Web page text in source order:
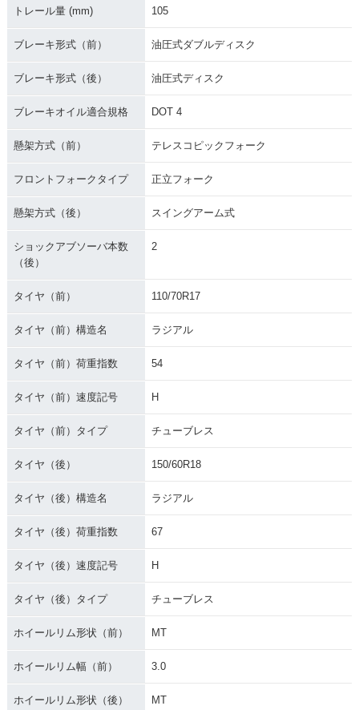
トレール量 (mm) 105
ブレーキ形式（前） 油圧式ダブルディスク
ブレーキ形式（後） 油圧式ディスク
ブレーキオイル適合規格 DOT 4
懸架方式（前） テレスコピックフォーク
フロントフォークタイプ 正立フォーク
懸架方式（後） スイングアーム式
ショックアブソーバ本数
（後）
2
タイヤ（前） 110/70R17
タイヤ（前）構造名 ラジアル
タイヤ（前）荷重指数 54
タイヤ（前）速度記号 H
タイヤ（前）タイプ チューブレス
タイヤ（後） 150/60R18
タイヤ（後）構造名 ラジアル
タイヤ（後）荷重指数 67
タイヤ（後）速度記号 H
タイヤ（後）タイプ チューブレス
ホイールリム形状（前） MT
ホイールリム幅（前） 3.0
ホイールリム形状（後） MT